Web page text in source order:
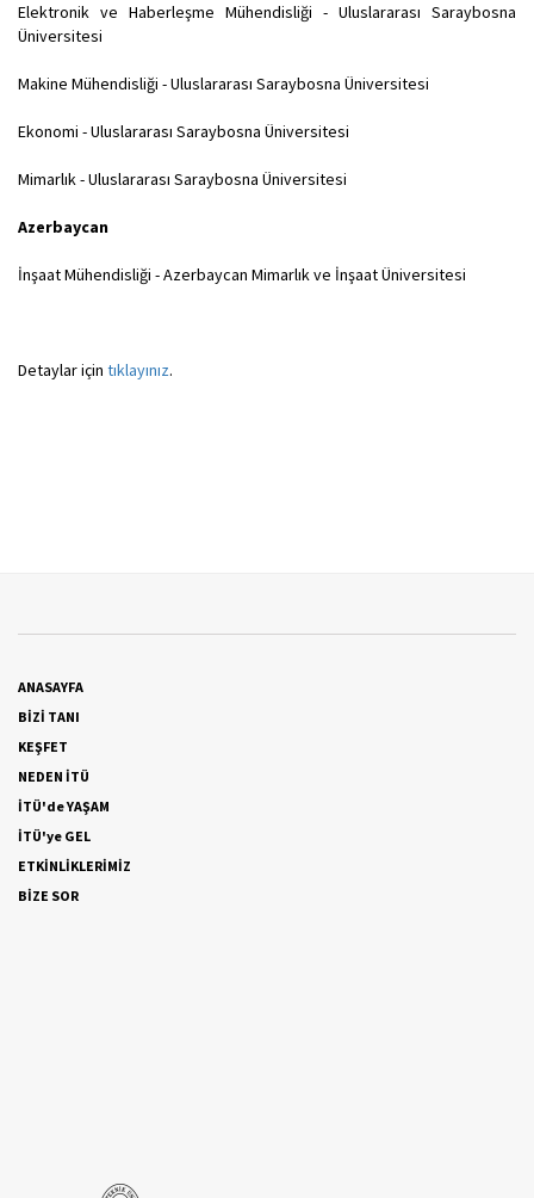
Elektronik ve Haberleşme Mühendisliği - Uluslararası Saraybosna
Üniversitesi
Makine Mühendisliği - Uluslararası Saraybosna Üniversitesi
Ekonomi - Uluslararası Saraybosna Üniversitesi
Mimarlık - Uluslararası Saraybosna Üniversitesi
Azerbaycan
İnşaat Mühendisliği - Azerbaycan Mimarlık ve İnşaat Üniversitesi
Detaylar için tıklayınız.
ANASAYFA
BİZİ TANI
KEŞFET
NEDEN İTÜ
İTÜ'de YAŞAM
İTÜ'ye GEL
ETKİNLİKLERİMİZ
BİZE SOR